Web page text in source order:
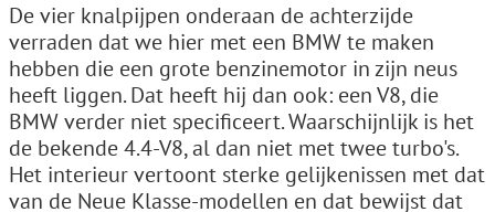
De vier knalpijpen onderaan de achterzijde
verraden dat we hier met een BMW te maken
hebben die een grote benzinemotor in zijn neus
heeft liggen. Dat heeft hij dan ook: een V8, die
BMW verder niet specificeert. Waarschijnlijk is het
de bekende 4.4-V8, al dan niet met twee turbo's.
Het interieur vertoont sterke gelijkenissen met dat
van de Neue Klasse-modellen en dat bewijst dat